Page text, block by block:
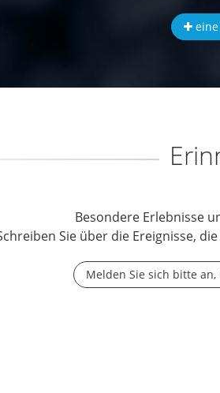
eine
Besondere Erlebnisse
Sie über die Ereignisse,
Melden Sie sich bitte